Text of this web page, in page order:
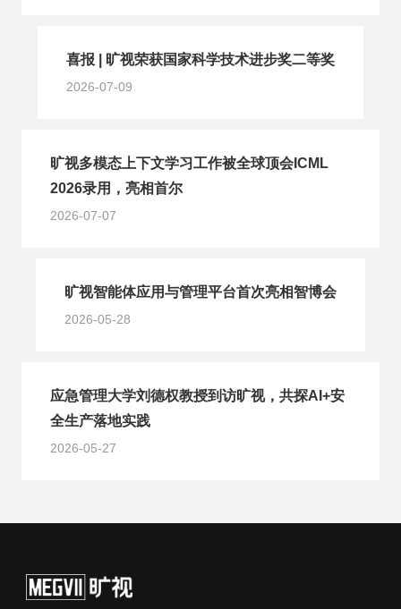
喜报 | 旷视荣获国家科学技术进步奖二等奖
2026-07-09
旷视多模态上下文学习工作被全球顶会ICML
2026录用，亮相首尔
2026-07-07
旷视智能体应用与管理平台首次亮相智博会
2026-05-28
应急管理大学刘德权教授到访旷视，共探AI+安
全生产落地实践
2026-05-27